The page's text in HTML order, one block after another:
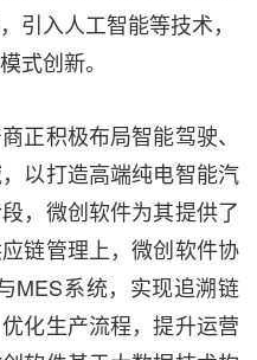
引入人工智能等技术，
式创新。
正积极布局智能驾驶、
以打造高端纯电智能汽
，微创软件为其提供了
链管理上，微创软件协
MES系统，实现追溯链
化生产流程，提升运营